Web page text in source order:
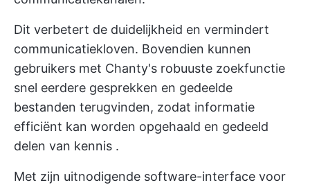
Dit verbetert de duidelijkheid en vermindert
communicatiekloven. Bovendien kunnen
gebruikers met Chanty's robuuste zoekfunctie
snel eerdere gesprekken en gedeelde
bestanden terugvinden, zodat informatie
efficiënt kan worden opgehaald en gedeeld
delen van kennis .
Met zijn uitnodigende software-interface voor